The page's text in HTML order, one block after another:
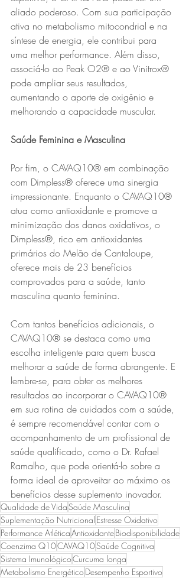
aliado poderoso. Com sua participação
ativa no metabolismo mitocondrial e na
síntese de energia, ele contribui para
uma melhor performance. Além disso,
associá-lo ao Peak O2® e ao Vinitrox®
pode ampliar seus resultados,
aumentando o aporte de oxigênio e
melhorando a capacidade muscular.
Saúde Feminina e Masculina
Por fim, o CAVAQ10® em combinação
com Dimpless® oferece uma sinergia
impressionante. Enquanto o CAVAQ10®
atua como antioxidante e promove a
minimização dos danos oxidativos, o
Dimpless®, rico em antioxidantes
primários do Melão de Cantaloupe,
oferece mais de 23 benefícios
comprovados para a saúde, tanto
masculina quanto feminina.
Com tantos benefícios adicionais, o
CAVAQ10® se destaca como uma
escolha inteligente para quem busca
melhorar a saúde de forma abrangente. E
lembre-se, para obter os melhores
resultados ao incorporar o CAVAQ10®
em sua rotina de cuidados com a saúde,
é sempre recomendável contar com o
acompanhamento de um profissional de
saúde qualificado, como o Dr. Rafael
Ramalho, que pode orientá-lo sobre a
forma ideal de aproveitar ao máximo os
benefícios desse suplemento inovador.
Qualidade de VidaSaúde Masculina
Suplementação Nutricional Estresse Oxidativo
Performance AtléticaAntioxidanteBiodisponibilidade
Coenzima Q10CAVAQ10Saúde Cognitiva
Sistema ImunológicoCurcuma longa
Metabolismo Energético Desempenho Esportivo